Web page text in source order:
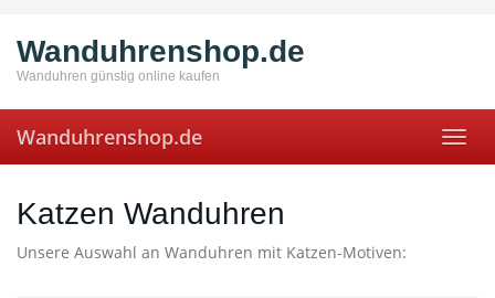
main
content
Wanduhrenshop.de
Wanduhren günstig online kaufen
Wanduhrenshop.de
Katzen Wanduhren
Unsere Auswahl an Wanduhren mit Katzen-Motiven: